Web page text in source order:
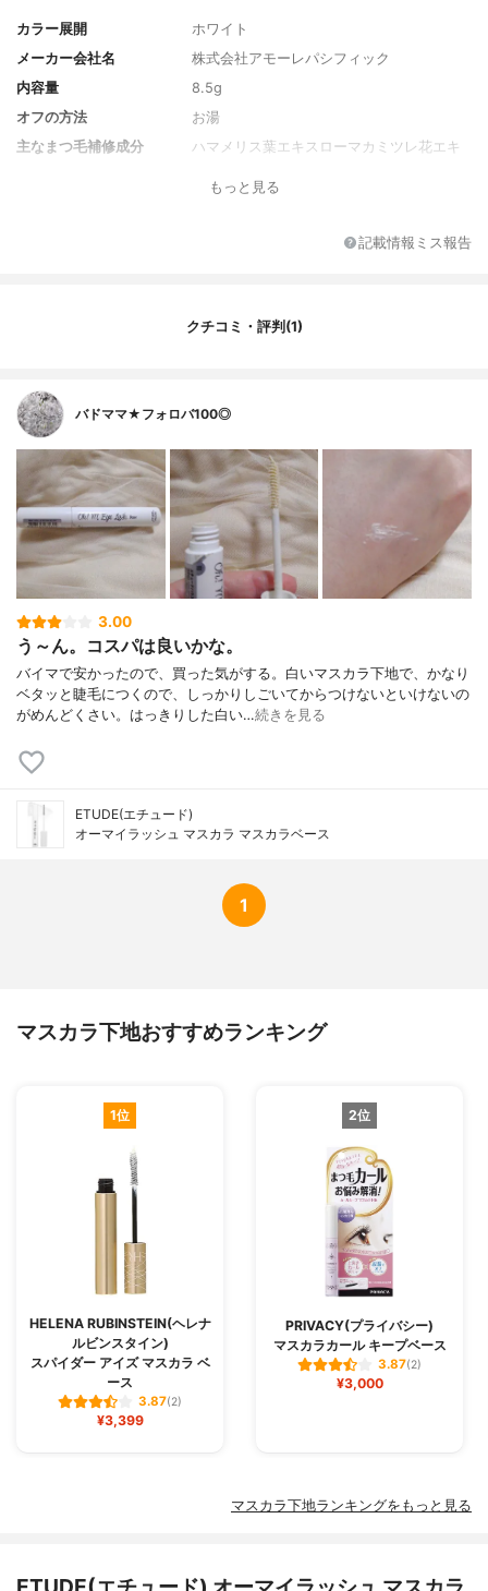
カラー展開
ホワイト
メーカー会社名
株式会社アモーレパシフィック
内容量
8.5g
オフの方法
お湯
主なまつ毛補修成分
ハマメリス葉エキスローマカミツレ花エキ
もっと見る
記載情報ミス報告
クチコミ・評判(1)
バドママ★フォロバ100◎
3.00
う～ん。コスパは良いかな。
バイマで安かったので、買った気がする。白いマスカラ下地で、かなり
ベタッと睫毛につくので、しっかりしごいてからつけないといけないの
がめんどくさい。はっきりした白い…続きを見る
ETUDE(エチュード)
オーマイラッシュ マスカラ マスカラベース
1
マスカラ下地おすすめランキング
1位
HELENA RUBINSTEIN(ヘレナ
ルビンスタイン)
スパイダー アイズ マスカラ ベ
ース
3.87(2)
¥3,399
2位
PRIVACY(プライバシー)
マスカラカール キープベース
3.87(2)
¥3,000
マスカラ下地ランキングをもっと見る